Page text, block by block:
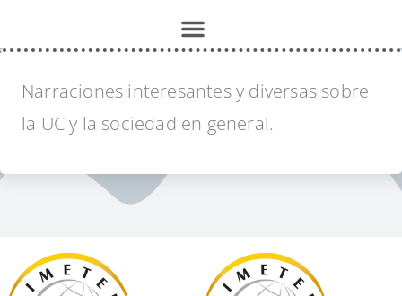
Micros de UCTV
Narraciones interesantes y diversas sobre
la UC y la sociedad en general.